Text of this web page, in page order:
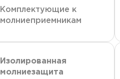
Комплектующие к
молниеприемникам
Изолированная
молниезащита